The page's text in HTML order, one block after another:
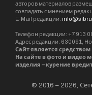
авторов материалов
совпадать с мнением
E-Mail редакции:
Телефон редакции: +7 913
Адрес редакции: 630091,
Сайт является
На сайте в фото и видео
изделия – курение
© 2016 – 2026,